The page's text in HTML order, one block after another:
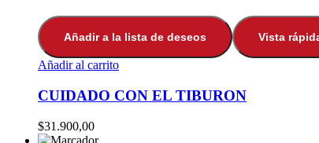
Añadir a la lista de deseos Vista
Añadir al carrito
CUIDADO CON EL TIBURON
$31.900,00